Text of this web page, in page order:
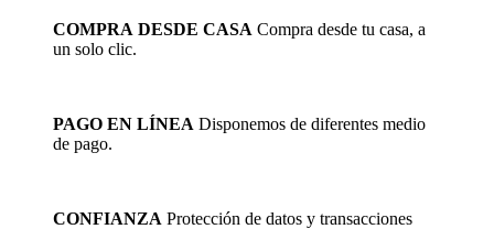
opciones
la
COMPRA DESDE CASA Compra desde tu casa, a
un solo clic.
PAGO EN LÍNEA Disponemos de diferentes medio
de pago.
CONFIANZA Protección de datos y transacciones